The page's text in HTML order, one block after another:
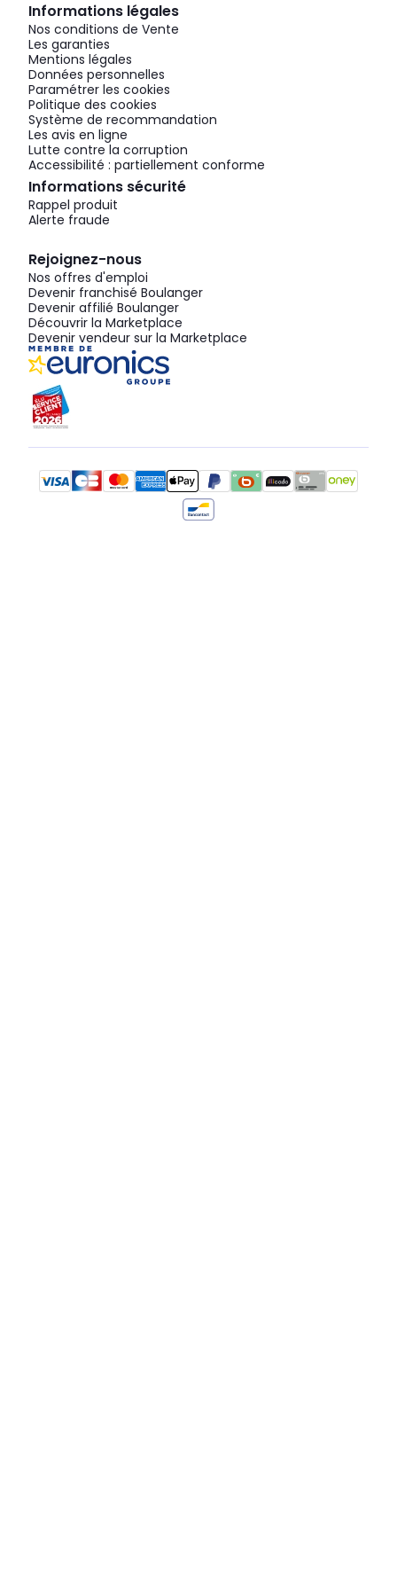
Informations légales
Nos conditions de Vente
Les garanties
Mentions légales
Données personnelles
Paramétrer les cookies
Politique des cookies
Système de recommandation
Les avis en ligne
Lutte contre la corruption
Accessibilité : partiellement conforme
Informations sécurité
Rappel produit
Alerte fraude
Rejoignez-nous
Nos offres d'emploi
Devenir franchisé Boulanger
Devenir affilié Boulanger
Découvrir la Marketplace
Devenir vendeur sur la Marketplace